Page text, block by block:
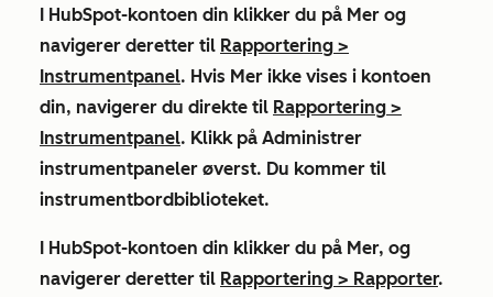
I HubSpot-kontoen din klikker du på Mer og
navigerer deretter til Rapportering >
Instrumentpanel. Hvis Mer ikke vises i kontoen
din, navigerer du direkte til Rapportering >
Instrumentpanel. Klikk på Administrer
instrumentpaneler øverst. Du kommer til
instrumentbordbiblioteket.
I HubSpot-kontoen din klikker du på Mer, og
navigerer deretter til Rapportering > Rapporter.